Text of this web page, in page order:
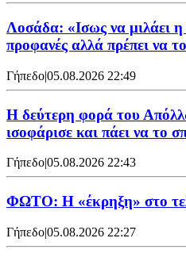
Λοσάδα: «Ισως να μιλάει η
προφανές αλλά πρέπει να
Γήπεδο|05.08.2026 22:49
Η δεύτερη φορά του
ισοφάρισε και πάει να το
Γήπεδο|05.08.2026 22:43
ΦΩΤΟ: Η «έκρηξη» στο
Γήπεδο|05.08.2026 22:27